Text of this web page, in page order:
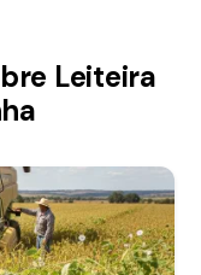
Leiteira